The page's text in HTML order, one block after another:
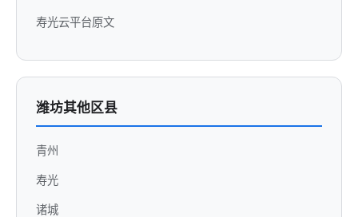
寿光云平台原文
潍坊其他区县
青州
寿光
诸城